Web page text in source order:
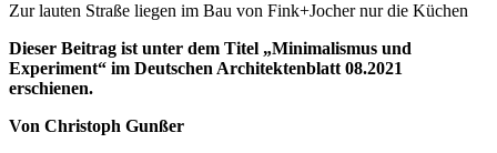
Zur lauten Straße liegen im Bau von Fink+Jo­cher nur die Küchen
Dieser Beitrag ist unter dem Titel „Minimalismus und
Experiment“ im Deutschen Architektenblatt 08.2021
erschienen.
Von Christoph Gunßer